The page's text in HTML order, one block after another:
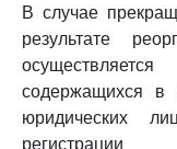
В случае
результате
содержащихся в
юридических
регистрации